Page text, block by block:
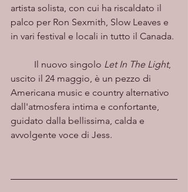
artista solista, con cui ha riscaldato il
palco per Ron Sexmith, Slow Leaves e
in vari festival e locali in tutto il Canada.
	Il nuovo singolo
Let In The Light,
uscito il 24 maggio, è un pezzo di
Americana music e country alternativo
dall'atmosfera intima e confortante,
guidato dalla bellissima, calda e
avvolgente voce di Jess.